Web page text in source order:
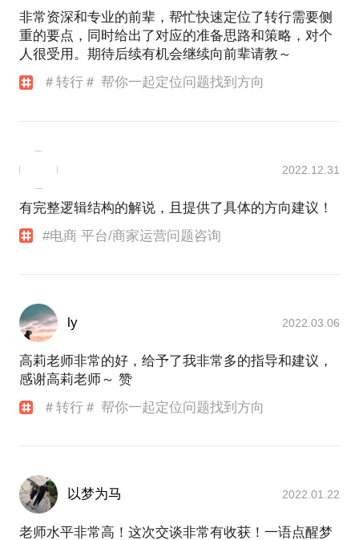
非常资深和专业的前辈，帮忙快速定位了转行需要侧
重的要点，同时给出了对应的准备思路和策略，对个
人很受用。期待后续有机会继续向前辈请教～
＃转行＃ 帮你一起定位问题找到方向
2022.12.31
有完整逻辑结构的解说，且提供了具体的方向建议！
#电商 平台/商家运营问题咨询
ly 2022.03.06
高莉老师非常的好，给予了我非常多的指导和建议，
感谢高莉老师～ 赞
＃转行＃ 帮你一起定位问题找到方向
以梦为马 2022.01.22
老师水平非常高！这次交谈非常有收获！一语点醒梦